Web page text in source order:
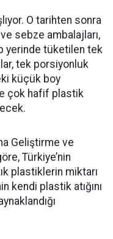
O tarihten sonra
sebze ambalajları,
yerinde tüketilen tek
tek porsiyonluk
küçük boy
çok hafif plastik
Geliştirme ve
Türkiye’nin
plastiklerin miktarı
kendi plastik atığını